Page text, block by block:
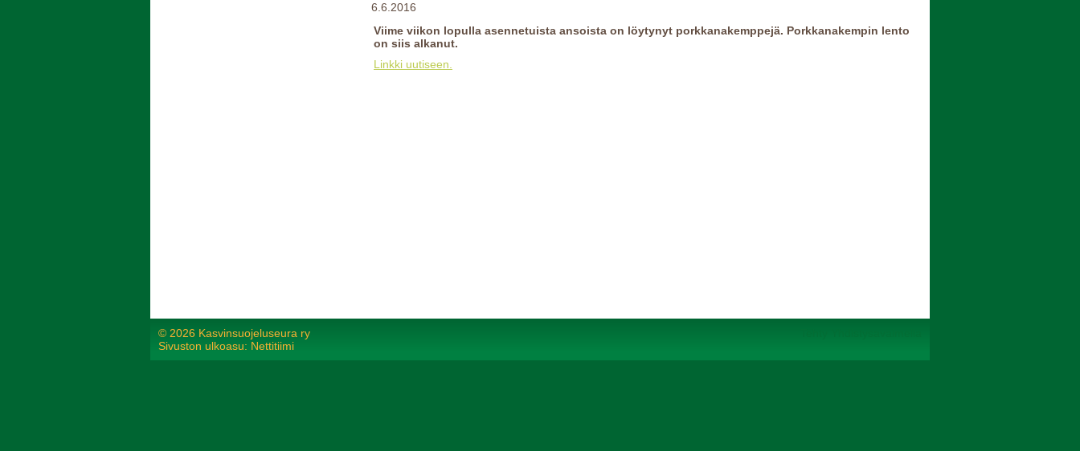
6.6.2016
Viime viikon lopulla asennetuista ansoista on löytynyt porkkanakemppejä. Porkkanakempin lento
on siis alkanut.
Linkki uutiseen.
© 2026 Kasvinsuojeluseura ry
Sivuston ulkoasu: Nettitiimi